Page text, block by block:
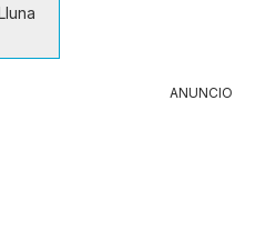
ANUNCIO